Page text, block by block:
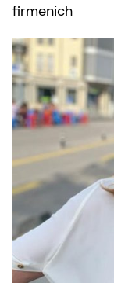
firmenich